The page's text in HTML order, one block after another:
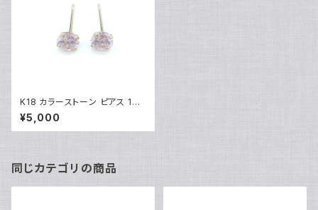
K18 カラーストーン ピアス 18
金 スタッドピアス Y03402
¥5,000
同じカテゴリの商品